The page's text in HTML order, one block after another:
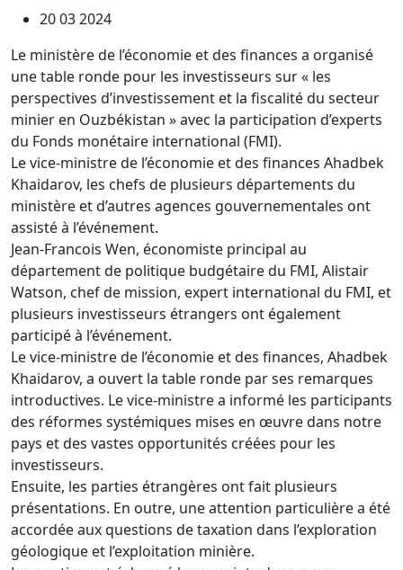
20 03 2024
Le ministère de l’économie et des finances a organisé
une table ronde pour les investisseurs sur « les
perspectives d’investissement et la fiscalité du secteur
minier en Ouzbékistan » avec la participation d’experts
du Fonds monétaire international (FMI).
Le vice-ministre de l’économie et des finances Ahadbek
Khaidarov, les chefs de plusieurs départements du
ministère et d’autres agences gouvernementales ont
assisté à l’événement.
Jean-Francois Wen, économiste principal au
département de politique budgétaire du FMI, Alistair
Watson, chef de mission, expert international du FMI, et
plusieurs investisseurs étrangers ont également
participé à l’événement.
Le vice-ministre de l’économie et des finances, Ahadbek
Khaidarov, a ouvert la table ronde par ses remarques
introductives. Le vice-ministre a informé les participants
des réformes systémiques mises en œuvre dans notre
pays et des vastes opportunités créées pour les
investisseurs.
Ensuite, les parties étrangères ont fait plusieurs
présentations. En outre, une attention particulière a été
accordée aux questions de taxation dans l’exploration
géologique et l’exploitation minière.